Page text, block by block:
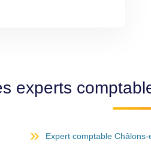
experts
Expert comptable